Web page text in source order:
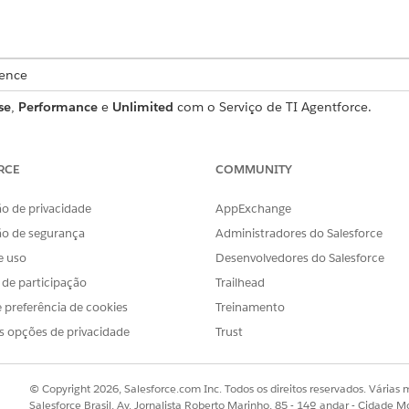
, Performancee Unlimited com o Serviço de TI Agentforce.
equipe de TI para serviços de TI de acordo com diferentes
de TI
de serviço perfeita, você deve criar registros de funcionários
de clientes Plus para a licença de funcionário unificada
existentes no Serviço de TI do Agentforce das licenças da
(UEL) em uma única operação em massa. Execute a
de privacidade
de segurança
uso
participação
preferência de cookies
opções de privacidade
COMMUNITY
AppExchange
Administradores do Salesforce
Desenvolvedores do Salesforce
Trailhead
Treinamento
Trust
© Copyright 2026, Salesforce.com Inc. Todos os direitos reservados. Várias
Salesforce Brasil, Av. Jornalista Roberto Marinho, 85 - 14º andar - Cidade